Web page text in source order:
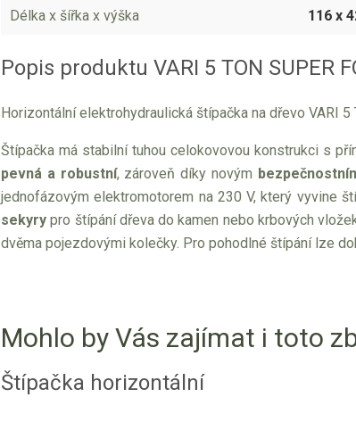
Délka x šířka x výška 116 x
Popis produktu VARI 5 TON SUPER
Horizontální elektrohydraulická štípačka na dřevo VARI 5
Štípačka má stabilní tuhou celokovovou konstrukci s
pevná a robustní, zároveň díky novým
jednofázovým elektromotorem na 230 V, který vyvine
sekyry pro štípání dřeva do kamen nebo krbových
dvěma pojezdovými kolečky. Pro pohodlné štípání lze
Mohlo by Vás zajímat i toto
Štípačka horizontální